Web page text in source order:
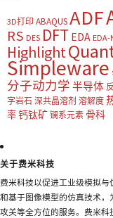
3D打印 ABAQUSADF
RS DES DFT EDA EDA-
Highlight
Simpleware
分子动力学 半导体
字岩石 深共晶溶剂 溶解度
率钙钛矿 镧系元素 骨科
关于费米科技
费米科技以促进工业级模拟
和基于图像模型的仿真技术
攻关等全方位的服务。费米